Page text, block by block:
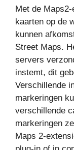
Met de
kaarten op de
kunnen
Street Maps.
servers
instemt, dit
Verschillende
markeringen
verschillende
markeringen
Maps 2-